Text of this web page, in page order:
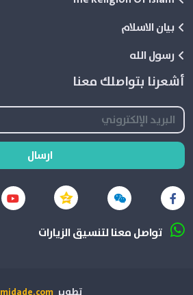
بيان الاسلام
رسول الله
أشعرنا بتواصلك معنا
ارسال
تواصل معنا لتنسيق الزيارات